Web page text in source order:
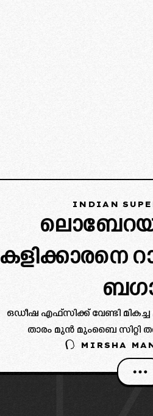
INDIAN
കളിക്കാരനെ
ഒഡീഷ എഫ്‌സിക്ക് വേണ്ടി
താരം മുൻ മുംബൈ സിറ്റി
MIRSHA